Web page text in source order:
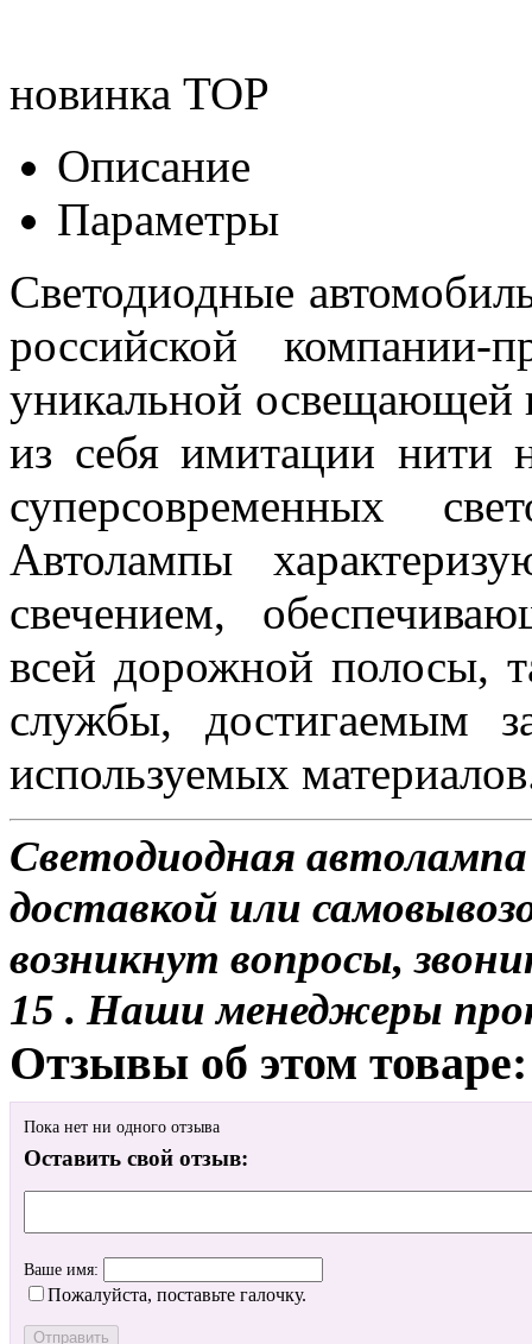
новинка TOP
Описание
Параметры
Светодиодные
российской компании-
уникальной освещающей
из себя имитации нити
суперсовременных
Автолампы
свечением,
всей дорожной полосы,
службы, достигаемым
используемых
Светодиодная
доставкой или
возникнут вопросы,
15 . Наши менеджеры
Отзывы об этом товаре:
Пока нет ни одного отзыва
Оставить свой отзыв:
Ваше имя:
Пожалуйста, поставьте галочку.